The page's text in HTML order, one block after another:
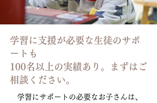
学習に支援が必要な生徒のサポ
ートも
100名以上の実績あり。まずはご
相談ください。
学習にサポートの必要なお子さんは、